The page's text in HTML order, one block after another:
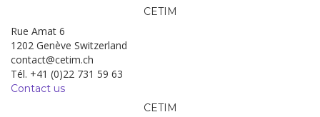
CETIM
Rue Amat 6
1202 Genève Switzerland
contact@cetim.ch
Tél. +41 (0)22 731 59 63
Contact us
CETIM